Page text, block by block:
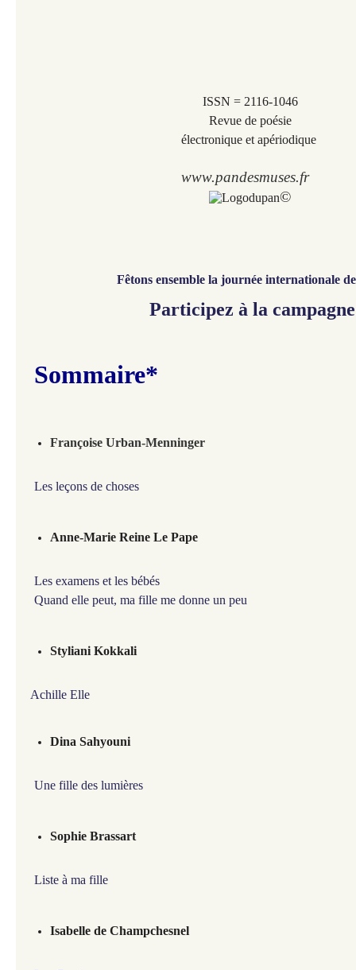
ISSN = 2116-1046
Revue de poésie
électronique et apériodique
www.pandesmuses.fr
©
Fêtons ensemble la journée internationale
Participez à la campagne
Sommaire*
Françoise Urban-Menninger
Les leçons de choses
Anne-Marie Reine Le Pape
Les examens et les bébés
Quand elle peut, ma fille me donne un peu
Styliani Kokkali
Achille Elle
Dina Sahyouni
Une fille des lumières
Sophie Brassart
Liste à ma fille
Isabelle de Champchesnel